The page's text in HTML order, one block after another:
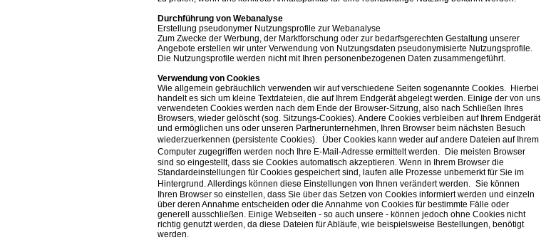
Durchführung von Webanalyse
Erstellung pseudonymer Nutzungsprofile zur Webanalyse
Zum Zwecke der Werbung, der Marktforschung oder zur bedarfsgerechten Gestaltung unserer
Angebote erstellen wir unter Verwendung von Nutzungsdaten pseudonymisierte Nutzungsprofile.
Die Nutzungsprofile werden nicht mit Ihren personenbezogenen Daten zusammengeführt.
Verwendung von Cookies
Wie allgemein gebräuchlich verwenden wir auf verschiedene Seiten sogenannte Cookies. Hierbei
handelt es sich um kleine Textdateien, die auf Ihrem Endgerät abgelegt werden. Einige der von uns
verwendeten Cookies werden nach dem Ende der Browser-Sitzung, also nach Schließen Ihres
Browsers, wieder gelöscht (sog. Sitzungs-Cookies). Andere Cookies verbleiben auf Ihrem Endgerät
und ermöglichen uns oder unseren Partnerunternehmen, Ihren Browser beim nächsten Besuch
wiederzuerkennen (persistente Cookies). Über Cookies kann weder auf andere Dateien auf Ihrem
Computer zugegriffen werden noch Ihre E-Mail-Adresse ermittelt werden. Die meisten Browser
sind so eingestellt, dass sie Cookies automatisch akzeptieren. Wenn in Ihrem Browser die
Standardeinstellungen für Cookies gespeichert sind, laufen alle Prozesse unbemerkt für Sie im
Hintergrund. Allerdings können diese Einstellungen von Ihnen verändert werden. Sie können
Ihren Browser so einstellen, dass Sie über das Setzen von Cookies informiert werden und einzeln
über deren Annahme entscheiden oder die Annahme von Cookies für bestimmte Fälle oder
generell ausschließen. Einige Webseiten - so auch unsere - können jedoch ohne Cookies nicht
richtig genutzt werden, da diese Dateien für Abläufe, wie beispielsweise Bestellungen, benötigt
werden.